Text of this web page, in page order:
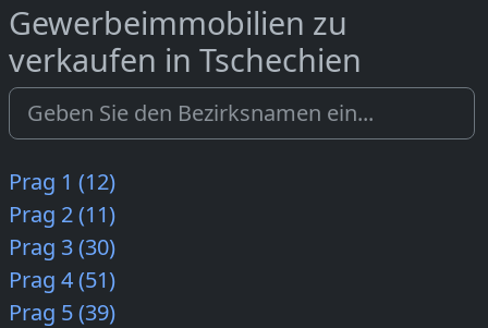
Gewerbeimmobilien zu
verkaufen in Tschechien
Prag 1 (12)
Prag 2 (11)
Prag 3 (30)
Prag 4 (51)
Prag 5 (39)